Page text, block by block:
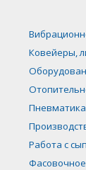
Ковейеры,
Пневматика
Работа с